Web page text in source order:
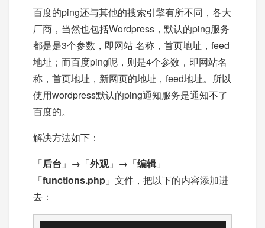
百度的ping还与其他的搜索引擎有所不同，各大
厂商，当然也包括Wordpress，默认的ping服务
都是是3个参数，即网站 名称，首页地址，feed
地址；而百度ping呢，则是4个参数，即网站名
称，首页地址，新网页的地址，feed地址。所以
使用wordpress默认的ping通知服务是通知不了
百度的。
解决方法如下：
「后台 」→「外观」→「编辑」
「functions.php 」文件，把以下的内容添加进
去：